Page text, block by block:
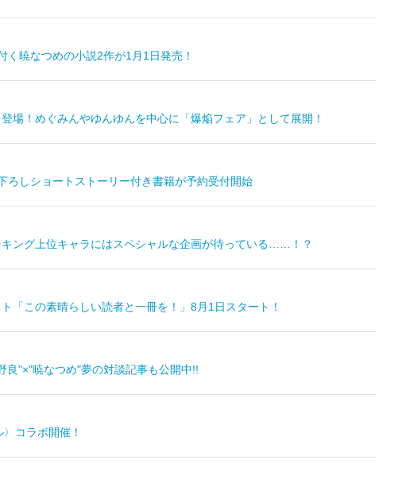
暁なつめの小説2作が1月1日発売！
場！めぐみんやゆんゆんを中心に「爆焔フェア」として展開！
しショートストーリー付き書籍が予約受付開始
ング上位キャラにはスペシャルな企画が待っている……！？
「この素晴らしい読者と一冊を！」8月1日スタート！
"×"暁なつめ"夢の対談記事も公開中!!
コラボ開催！